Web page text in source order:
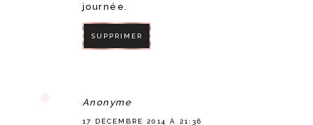
journée.
SUPPRIMER
Anonyme
17 DÉCEMBRE 2014 À 21:36